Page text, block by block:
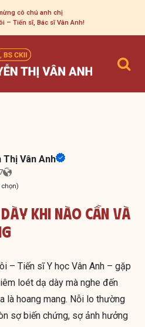
cô chú anh chị
– Tiến sĩ, Bác sĩ Vân Anh!
Thị Vân Anh
chọn)
Khi Nào Cần Và
– Tiến sĩ Y học Vân Anh – gặp
loét dạ dày mà nghe đến
là hoang mang. Nỗi lo thường
sợ biến chứng, sợ ảnh hưởng